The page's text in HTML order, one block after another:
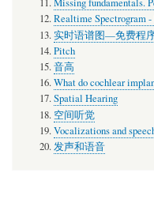
Missing fundamentals.
Realtime Spectrogram -
实时语谱图—免费程
Pitch
音高
What do cochlear
Spatial Hearing
空间听觉
Vocalizations and
发声和语音